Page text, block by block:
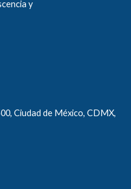
y
Ciudad de México, CDMX,